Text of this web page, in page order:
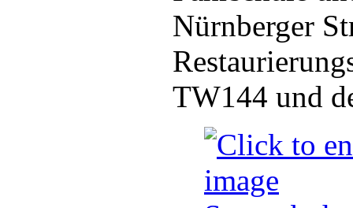
Nürnberger
TW144 und